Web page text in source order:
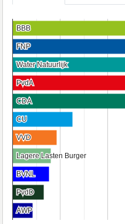
BBB
BBB
FNP
FNP
Water Natuurlijk
Water Natuurlijk
PvdA
PvdA
CDA
CDA
CU
CU
VVD
VVD
Lagere Lasten Burger
Lagere Lasten Burger
BVNL
BVNL
PvdD
PvdD
AWP
AWP